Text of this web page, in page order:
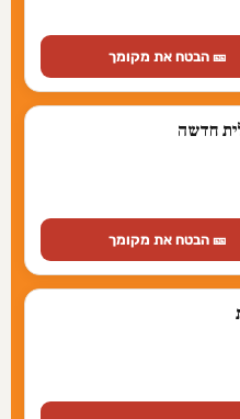
🎫 הבטח את מקומך
חדשה
🎫 הבטח את מקומך